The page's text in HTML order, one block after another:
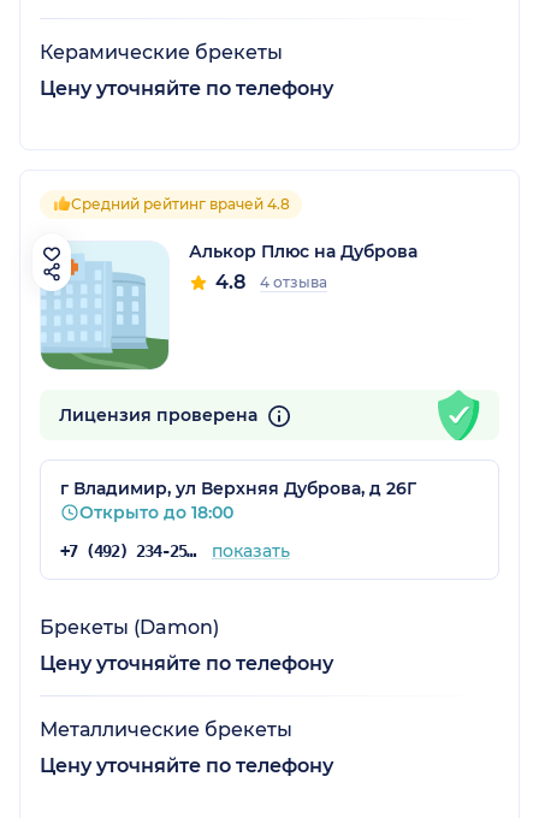
Керамические брекеты
Цену уточняйте по телефону
Средний рейтинг врачей 4.8
Алькор Плюс на Дуброва
4.8 4 отзыва
Лицензия проверена
г Владимир, ул Верхняя Дуброва, д 26Г
Открыто до 18:00
+7 (492) 234-25-19 показать
Брекеты (Damon)
Цену уточняйте по телефону
Металлические брекеты
Цену уточняйте по телефону